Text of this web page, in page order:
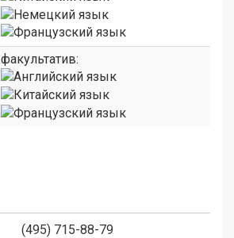
факультатив:
(495) 715-88-79